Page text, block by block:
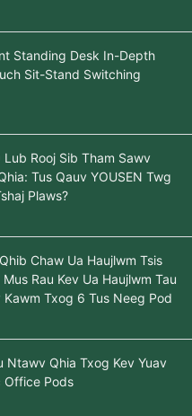
Standing Desk In-Depth
Sit-Stand Switching
Lub Rooj Sib Tham Sawv
Tus Qauv YOUSEN Twg
Plaws?
Chaw Ua Haujlwm Tsis
Rau Kev Ua Haujlwm Tau
Kawm Txog 6 Tus Neeg Pod
Ntawv Qhia Txog Kev Yuav
Office Pods